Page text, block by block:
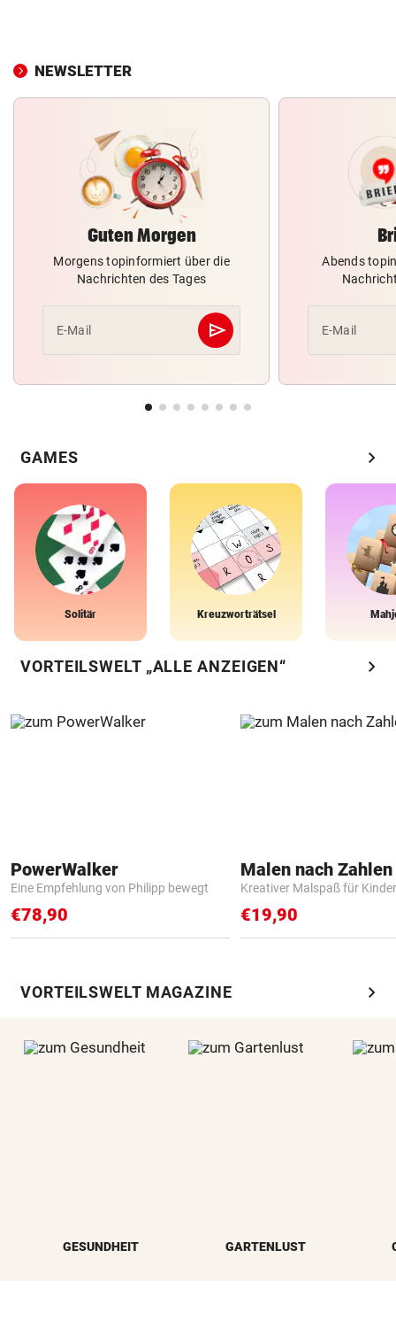
NEWSLETTER
Guten Morgen
Morgens topinformiert über die
Nachrichten des Tages
E-Mail send
Abschicken
Abends
E-Mail
GAMES chevron_right
Solitär Kreuzworträtsel
VORTEILSWELT „ALLE ANZEIGEN“ chevron_right
PowerWalker
Eine Empfehlung von Philipp bewegt
€78,90
Kreativer Malspaß für Kinder
€19,90
VORTEILSWELT MAGAZINE chevron_right
GESUNDHEIT GARTENLUST